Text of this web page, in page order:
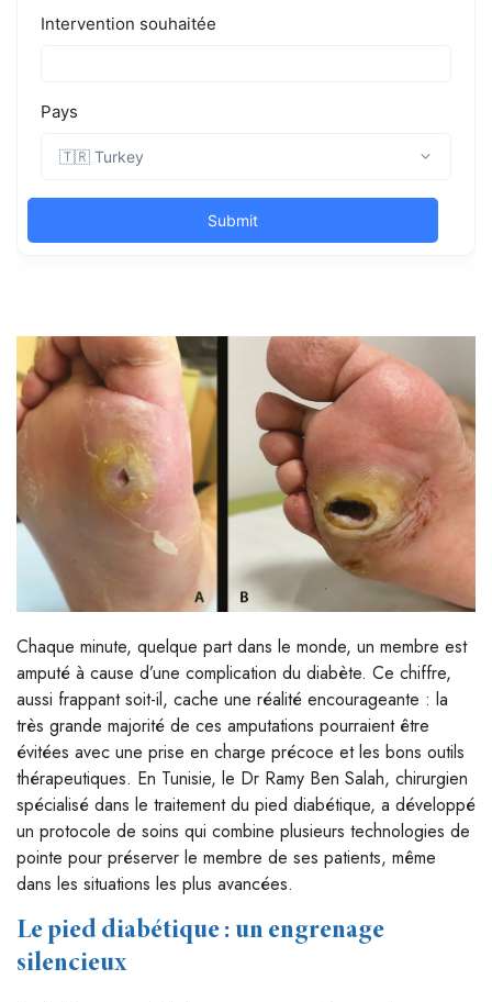
Chaque minute, quelque part dans le monde, un membre est
amputé à cause d’une complication du diabète. Ce chiffre,
aussi frappant soit-il, cache une réalité encourageante : la
très grande majorité de ces amputations pourraient être
évitées avec une prise en charge précoce et les bons outils
thérapeutiques. En Tunisie, le Dr Ramy Ben Salah, chirurgien
spécialisé dans le traitement du pied diabétique, a développé
un protocole de soins qui combine plusieurs technologies de
pointe pour préserver le membre de ses patients, même
dans les situations les plus avancées.
Le pied diabétique : un engrenage
silencieux